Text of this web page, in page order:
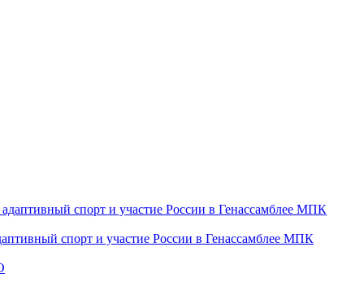
спорт и участие России в Генассамблее МПК